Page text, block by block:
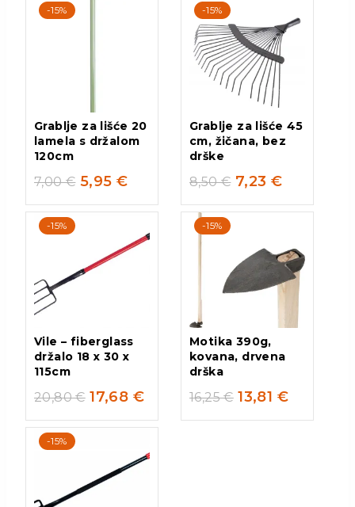
-15%
Grablje za lišće 20
lamela s držalom
120cm
7,00€ 5,95 €
-15%
Grablje za lišće 45
cm, žičana, bez
drške
8,50€ 7,23 €
-15%
Vile – fiberglass
držalo 18 x 30 x
115cm
20,80€ 17,68 €
-15%
Motika 390g,
kovana, drvena
drška
16,25€ 13,81 €
-15%